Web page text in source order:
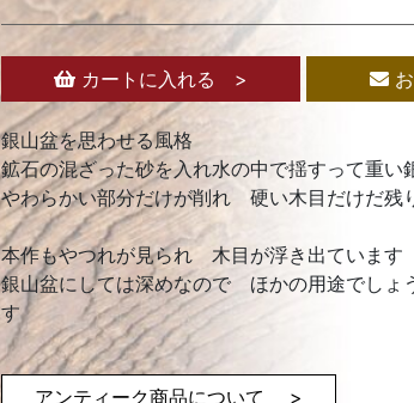
カートに入れる >
銀山盆を思わせる風格
鉱石の混ざった砂を入れ水の中で揺すって重
やわらかい部分だけが削れ 硬い木目だけだ
本作もやつれが見られ 木目が浮き出ています
銀山盆にしては深めなので ほかの用途でしょ
す
アンティーク商品について >